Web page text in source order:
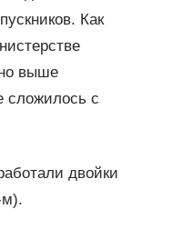
Как
выше
сложилось с
двойки
м).